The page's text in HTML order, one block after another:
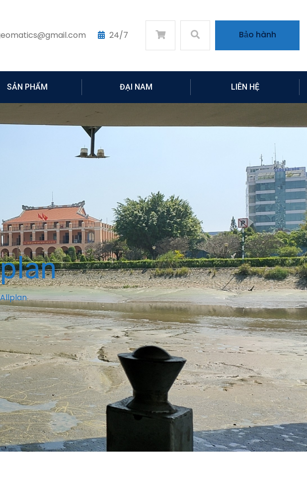
24/7 Bảo hành
SẢN PHẨM ĐẠI NAM LIÊN HỆ
Allplan